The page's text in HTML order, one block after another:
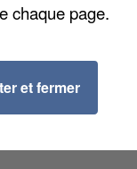
chaque page.
et fermer